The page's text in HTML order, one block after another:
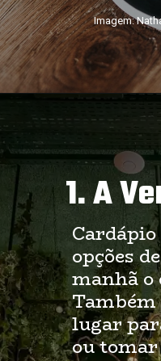
Imagem:
1. A
opções
manhã o
lugar
ou